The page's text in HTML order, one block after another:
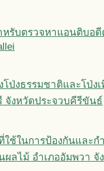
รับตรวจหาแอนติบอดี
โป่งธรรมชาติและโป่ง
จังหวัดประจวบคีรีขันธ์
ใช้ในการป้องกันและ
ผลไม้ อำเภออัมพวา